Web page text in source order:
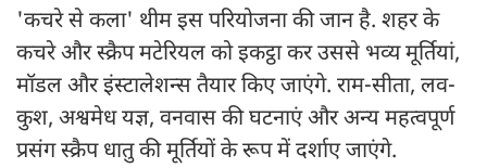
'कचरे से कला' थीम इस परियोजना की जान है. शहर के
कचरे और स्क्रैप मटेरियल को इकट्ठा कर उससे भव्य मूर्तियां,
मॉडल और इंस्टालेशन्स तैयार किए जाएंगे. राम-सीता, लव-
कुश, अश्वमेध यज्ञ, वनवास की घटनाएं और अन्य महत्वपूर्ण
प्रसंग स्क्रैप धातु की मूर्तियों के रूप में दर्शाए जाएंगे.